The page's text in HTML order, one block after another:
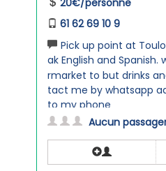
20€/personne
61 62 69 10 9
Pick up point at
ak English and Spanish.
rmarket to but drinks
tact me by whatsapp
to my phone
Aucun